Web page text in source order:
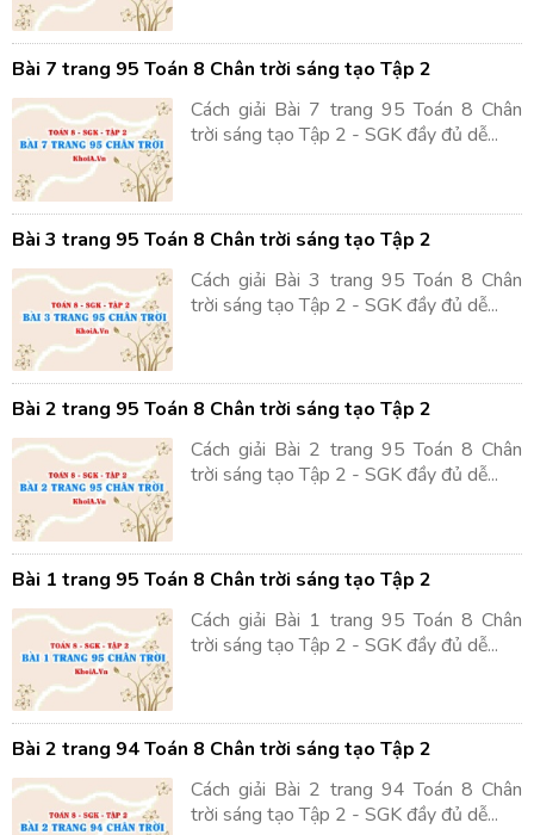
Bài 7 trang 95 Toán 8 Chân trời sáng tạo Tập 2
Cách giải Bài 7 trang 95 Toán 8 Chân
trời sáng tạo Tập 2 - SGK đầy đủ dễ...
Bài 3 trang 95 Toán 8 Chân trời sáng tạo Tập 2
Cách giải Bài 3 trang 95 Toán 8 Chân
trời sáng tạo Tập 2 - SGK đầy đủ dễ...
Bài 2 trang 95 Toán 8 Chân trời sáng tạo Tập 2
Cách giải Bài 2 trang 95 Toán 8 Chân
trời sáng tạo Tập 2 - SGK đầy đủ dễ...
Bài 1 trang 95 Toán 8 Chân trời sáng tạo Tập 2
Cách giải Bài 1 trang 95 Toán 8 Chân
trời sáng tạo Tập 2 - SGK đầy đủ dễ...
Bài 2 trang 94 Toán 8 Chân trời sáng tạo Tập 2
Cách giải Bài 2 trang 94 Toán 8 Chân
trời sáng tạo Tập 2 - SGK đầy đủ dễ...